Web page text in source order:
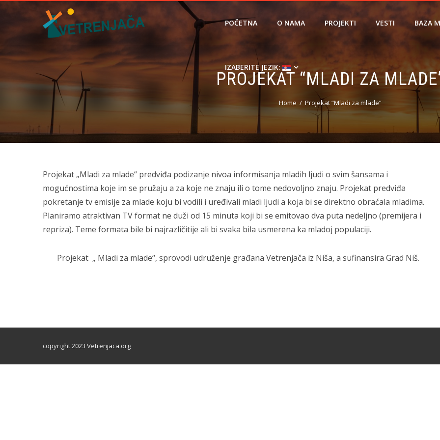
POČETNA O NAMA PROJEKTI VESTI BAZA
IZABERITE JEZIK:
PROJEKAT “MLADI ZA
Home Projekat “Mladi za mlade”
Projekat „Mladi za mlade“ predviđa podizanje nivoa informisanja mladih ljudi o svim šansama i
mogućnostima koje im se pružaju a za koje ne znaju ili o tome nedovoljno znaju. Projekat predviđa
pokretanje tv emisije za mlade koju bi vodili i uređivali mladi ljudi a koja bi se direktno obraćala mladima.
Planiramo atraktivan TV format ne duži od 15 minuta koji bi se emitovao dva puta nedeljno (premijera i
repriza). Teme formata bile bi najrazličitije ali bi svaka bila usmerena ka mladoj populaciji.
Projekat „ Mladi za mlade“, sprovodi udruženje građana Vetrenjača iz Niša, a sufinansira Grad Niš.
copyright 2023 Vetrenjaca.org